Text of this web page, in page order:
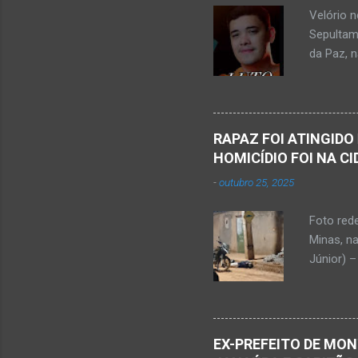
Minas.
Rosa,
Velório
da Paz,
desse
Nardone
Sílvio da
desde
Que o
RAPAZ FOI
HOMICÍDIO FOI NA
-outubro 25, 2025
Foto
Minas,
Júnior)
Serra
Polícia
EX-PREFEITO DE